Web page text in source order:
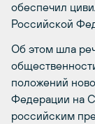
обеспечил
Российской
Об этом шла
положений
Федерации на
российским